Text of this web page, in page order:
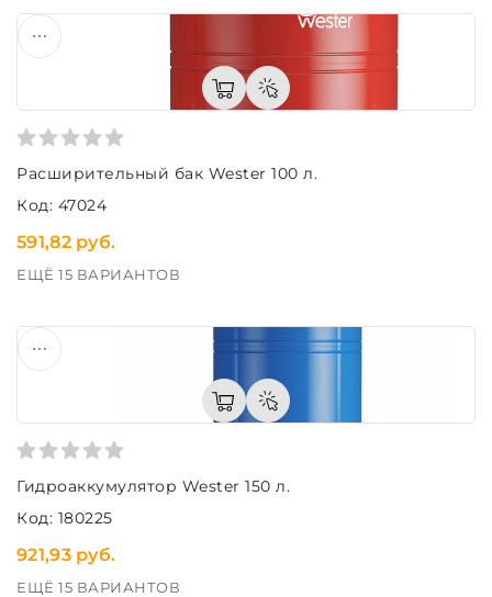
Расширительный бак Wester 100 л.
Код: 47024
591,82 руб.
ЕЩЁ 15 ВАРИАНТОВ
Гидроаккумулятор Wester 150 л.
Код: 180225
921,93 руб.
ЕЩЁ 15 ВАРИАНТОВ